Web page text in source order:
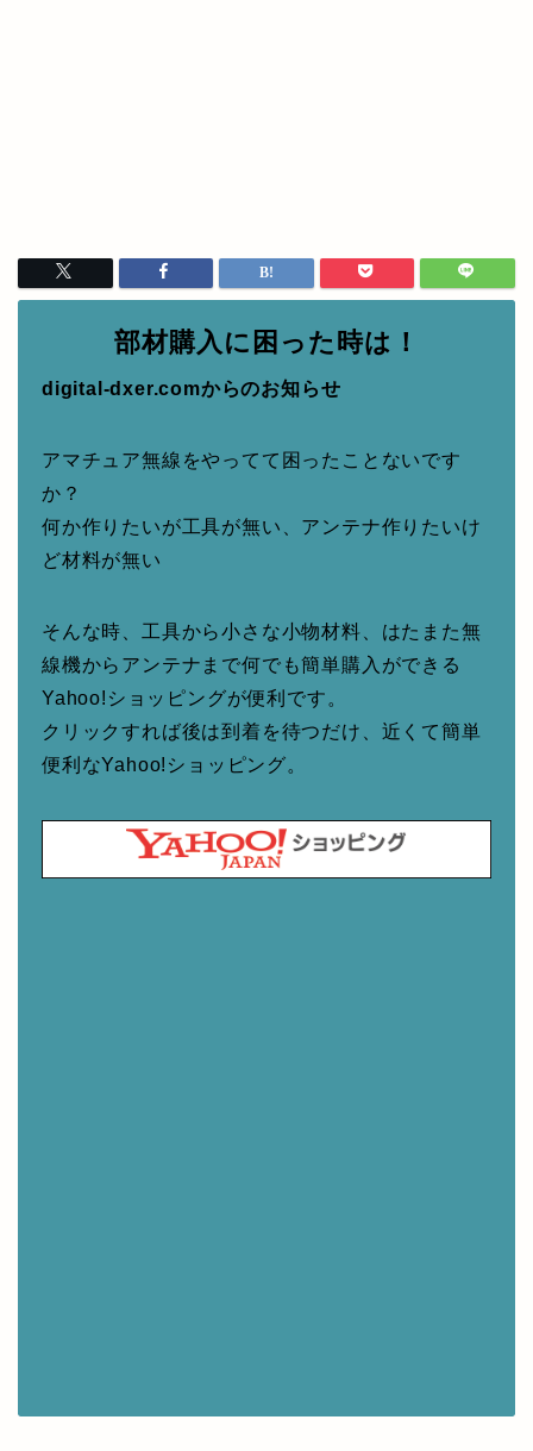
部材購入に困った時は！
digital-dxer.comからのお知らせ
アマチュア無線をやってて困ったことないです
か？
何か作りたいが工具が無い、アンテナ作りたいけ
ど材料が無い
そんな時、工具から小さな小物材料、はたまた無
線機からアンテナまで何でも簡単購入ができる
Yahoo!ショッピングが便利です。
クリックすれば後は到着を待つだけ、近くて簡単
便利なYahoo!ショッピング。